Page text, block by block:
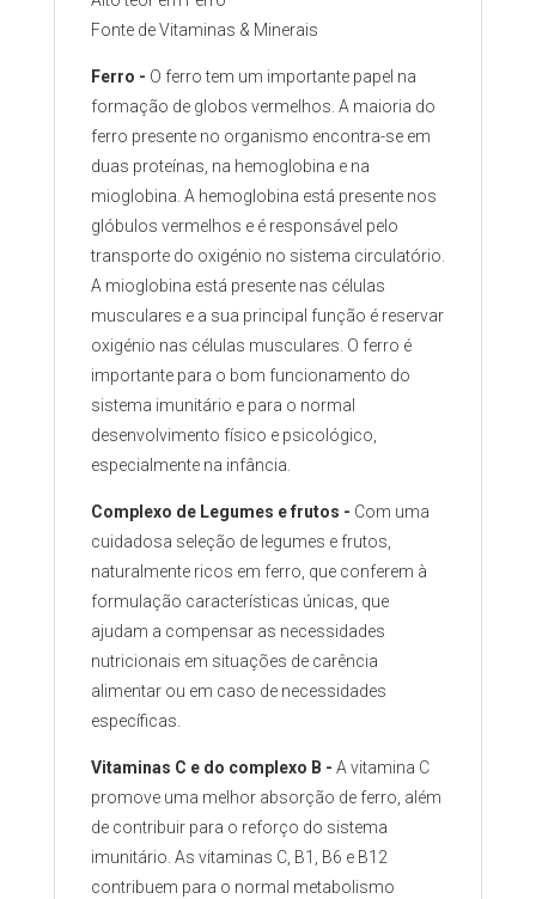
Fonte de Vitaminas & Minerais
Ferro - O ferro tem um importante papel na
formação de globos vermelhos. A maioria do
ferro presente no organismo encontra-se em
duas proteínas, na hemoglobina e na
mioglobina. A hemoglobina está presente nos
glóbulos vermelhos e é responsável pelo
transporte do oxigénio no sistema circulatório.
A mioglobina está presente nas células
musculares e a sua principal função é reservar
oxigénio nas células musculares. O ferro é
importante para o bom funcionamento do
sistema imunitário e para o normal
desenvolvimento físico e psicológico,
especialmente na infância.
Complexo de Legumes e frutos - Com uma
cuidadosa seleção de legumes e frutos,
naturalmente ricos em ferro, que conferem à
formulação características únicas, que
ajudam a compensar as necessidades
nutricionais em situações de carência
alimentar ou em caso de necessidades
específicas.
Vitaminas C e do complexo B - A vitamina C
promove uma melhor absorção de ferro, além
de contribuir para o reforço do sistema
imunitário. As vitaminas C, B1, B6 e B12
contribuem para o normal metabolismo